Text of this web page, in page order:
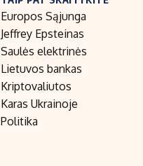
Europos Sąjunga
Jeffrey Epsteinas
Saulės elektrinės
Lietuvos bankas
Kriptovaliutos
Karas Ukrainoje
Politika